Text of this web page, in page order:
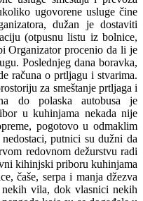
ugovorene usluge čine
dužan je dostaviti
(otpusnu listu iz bolnice,
Organizator procenio da li je
Poslednjeg dana boravka,
računa o prtljagu i stvarima.
za smeštanje prtljaga i
do polaska autobusa je
u kuhinjama nekada nije
pogotovo u odmaklim
putnici su dužni da
redovnom dežurstvu radi
kihinjski priboru kuhinjama
čaše, serpa i manja džezva
vila, dok vlasnici nekih